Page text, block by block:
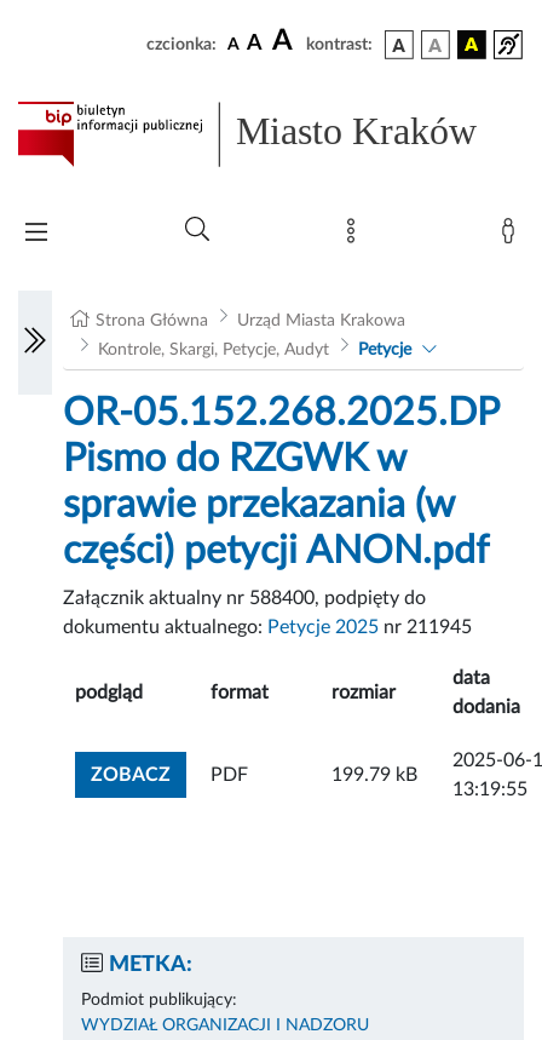
czcionka: A A A kontrast:
Miasto Kraków
Strona Główna
Urząd Miasta Krakowa
Kontrole, Skargi, Petycje, Audyt
Petycje
OR-05.152.268.2025.DP
Pismo do RZGWK w
sprawie przekazania (w
części) petycji ANON.pdf
Załącznik aktualny nr 588400, podpięty do
dokumentu aktualnego: Petycje 2025 nr 211945
podgląd format rozmiar
data
dodania
ZOBACZZOBACZ ZAŁĄCZNIK
PDF 199.79 kB
2025-06-
13:19:55
METKA:
Podmiot publikujący:
WYDZIAŁ ORGANIZACJI I NADZORU